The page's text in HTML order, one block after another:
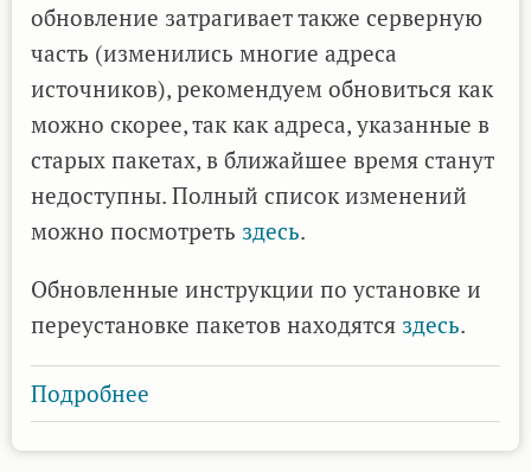
обновление затрагивает также серверную
часть (изменились многие адреса
источников), рекомендуем обновиться как
можно скорее, так как адреса, указанные в
старых пакетах, в ближайшее время станут
недоступны. Полный список изменений
можно посмотреть здесь.
Обновленные инструкции по установке и
переустановке пакетов находятся здесь.
Подробнее
Вышла